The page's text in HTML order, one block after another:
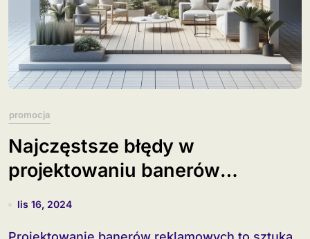
promocja
Najczęstsze błędy w
projektowaniu banerów
reklamowych
lis 16, 2024